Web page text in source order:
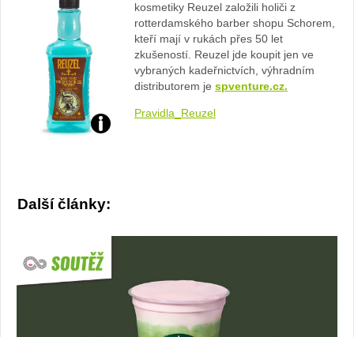
Foto:
webu
kosmetiky Reuzel založili holiči z
rotterdamského barber shopu Schorem,
kteří mají v rukách přes 50 let
zkušeností. Reuzel jde koupit jen ve
vybraných kadeřnictvích, výhradním
distributorem je spventure.cz.
Pravidla_Reuzel
Další články: